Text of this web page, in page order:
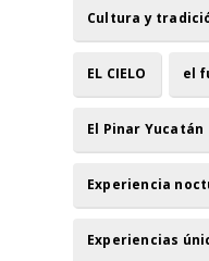
Cultura y
EL CIELO el
El Pinar Yucatán
Experiencia
Experiencias